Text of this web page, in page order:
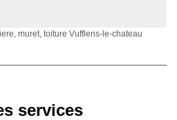
muret, toiture Vufflens-le-chateau
services